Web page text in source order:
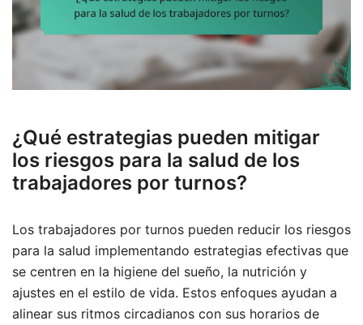
¿Qué estrategias pueden mitigar
los riesgos para la salud de los
trabajadores por turnos?
Los trabajadores por turnos pueden reducir los riesgos
para la salud implementando estrategias efectivas que
se centren en la higiene del sueño, la nutrición y
ajustes en el estilo de vida. Estos enfoques ayudan a
alinear sus ritmos circadianos con sus horarios de